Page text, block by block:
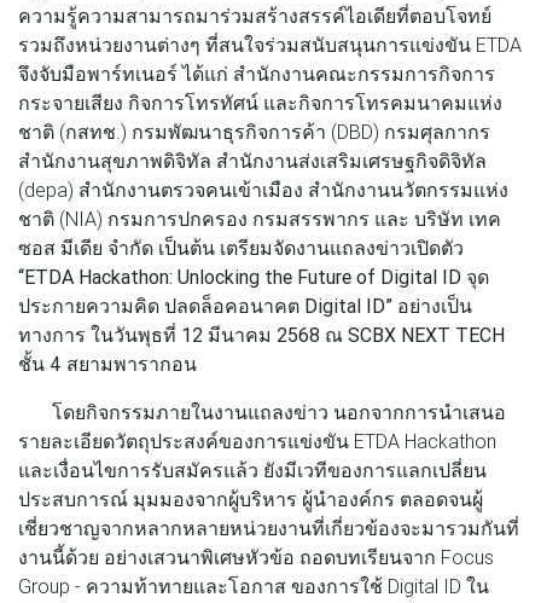
ความรู้ความสามารถมาร่วมสร้างสรรค์ไอเดียที่ตอบโจทย์
รวมถึงหน่วยงานต่างๆ ที่สนใจร่วมสนับสนุนการแข่งขัน ETDA
จึงจับมือพาร์ทเนอร์ ได้แก่ สำนักงานคณะกรรมการกิจการ
กระจายเสียง กิจการโทรทัศน์ และกิจการโทรคมนาคมแห่ง
ชาติ (กสทช.) กรมพัฒนาธุรกิจการค้า (DBD) กรมศุลกากร
สำนักงานสุขภาพดิจิทัล สำนักงานส่งเสริมเศรษฐกิจดิจิทัล
(depa) สำนักงานตรวจคนเข้าเมือง สำนักงานนวัตกรรมแห่ง
ชาติ (NIA) กรมการปกครอง กรมสรรพากร และ บริษัท เทค
ซอส มีเดีย จำกัด เป็นต้น เตรียมจัดงานแถลงข่าวเปิดตัว
“ETDA Hackathon: Unlocking the Future of Digital ID จุด
ประกายความคิด ปลดล็อคอนาคต Digital ID” อย่างเป็น
ทางการ ในวันพุธที่ 12 มีนาคม 2568 ณ SCBX NEXT TECH
ชั้น 4 สยามพารากอน
โดยกิจกรรมภายในงานแถลงข่าว นอกจากการนำเสนอ
รายละเอียดวัตถุประสงค์ของการแข่งขัน ETDA Hackathon
และเงื่อนไขการรับสมัครแล้ว ยังมีเวทีของการแลกเปลี่ยน
ประสบการณ์ มุมมองจากผู้บริหาร ผู้นำองค์กร ตลอดจนผู้
เชี่ยวชาญจากหลากหลายหน่วยงานที่เกี่ยวข้องจะมารวมกันที่
งานนี้ด้วย อย่างเสวนาพิเศษหัวข้อ ถอดบทเรียนจาก Focus
Group - ความท้าทายและโอกาส ของการใช้ Digital ID ใน